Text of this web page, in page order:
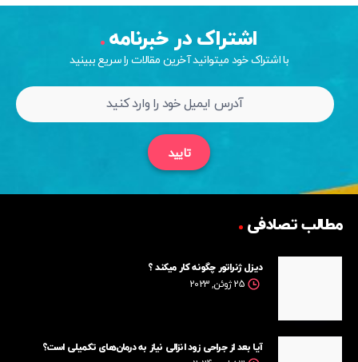
اشتراک در خبرنامه
با اشتراک خود میتوانید آخرین مقالات را سریع ببینید
تایید
مطالب تصادفی
دیزل ژنراتور چگونه کار میکند ؟
25 ژوئن, 2023
آیا بعد از جراحی زود انزالی نیاز به درمان‌های تکمیلی است؟